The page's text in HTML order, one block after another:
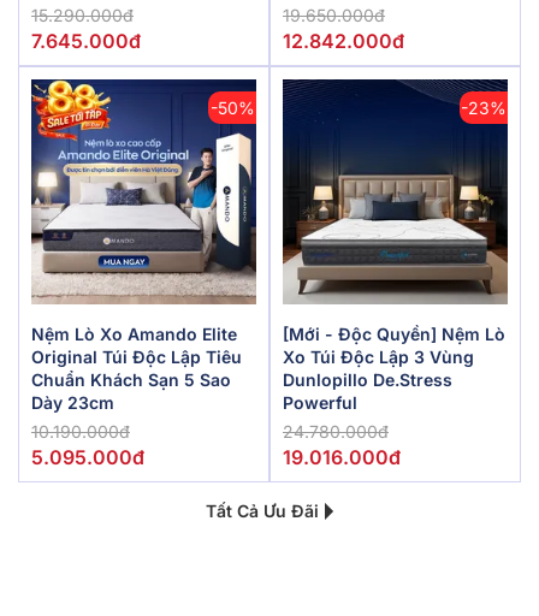
15.290.000đ
7.645.000đ
19.650.000đ
12.842.000đ
-50%
Nệm Lò Xo Amando Elite
Original Túi Độc Lập Tiêu
Chuẩn Khách Sạn 5 Sao
Dày 23cm
10.190.000đ
5.095.000đ
-23%
[Mới - Độc Quyền] Nệm Lò
Xo Túi Độc Lập 3 Vùng
Dunlopillo De.Stress
Powerful
24.780.000đ
19.016.000đ
Tất Cả Ưu Đãi